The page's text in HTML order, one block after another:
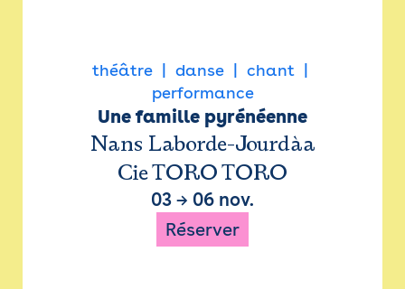
théâtre danse
chant
performance
Une famille pyrénéenne
Nans Laborde-Jourdàa
Cie TORO TORO
03 → 06 nov.
Réserver